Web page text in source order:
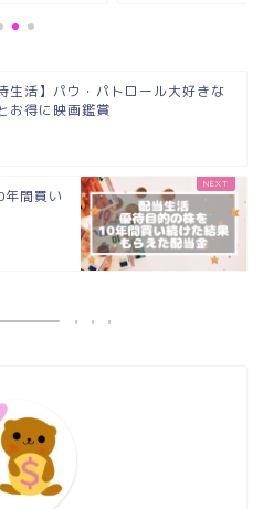
生活】パウ・パトロール大好きな
お得に映画鑑賞
年間買い